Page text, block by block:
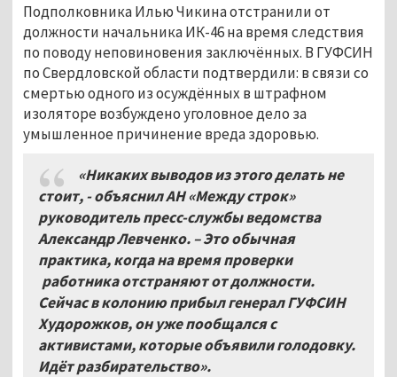
Подполковника Илью Чикина отстранили от
должности начальника ИК-46 на время следствия
по поводу неповиновения заключённых. В ГУФСИН
по Свердловской области подтвердили: в связи со
смертью одного из осуждённых в штрафном
изоляторе возбуждено уголовное дело за
умышленное причинение вреда здоровью.
«Никаких выводов из этого делать не
стоит, - объяснил АН «Между строк»
руководитель пресс-службы ведомства
Александр Левченко. – Это обычная
практика, когда на время проверки
работника отстраняют от должности.
Сейчас в колонию прибыл генерал ГУФСИН
Худорожков, он уже пообщался с
активистами, которые объявили голодовку.
Идёт разбирательство».